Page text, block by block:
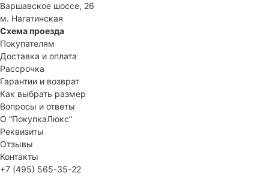
Варшавское шоссе, 26
м. Нагатинская
Схема проезда
Покупателям
Доставка и оплата
Рассрочка
Гарантии и возврат
Как выбрать размер
Вопросы и ответы
О “ПокупкаЛюкс”
Реквизиты
Отзывы
Контакты
+7 (495) 565-35-22